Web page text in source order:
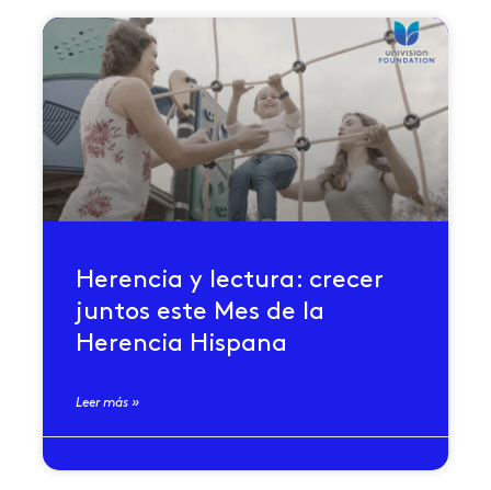
Herencia y lectura: crecer
juntos este Mes de la
Herencia Hispana
Leer más »